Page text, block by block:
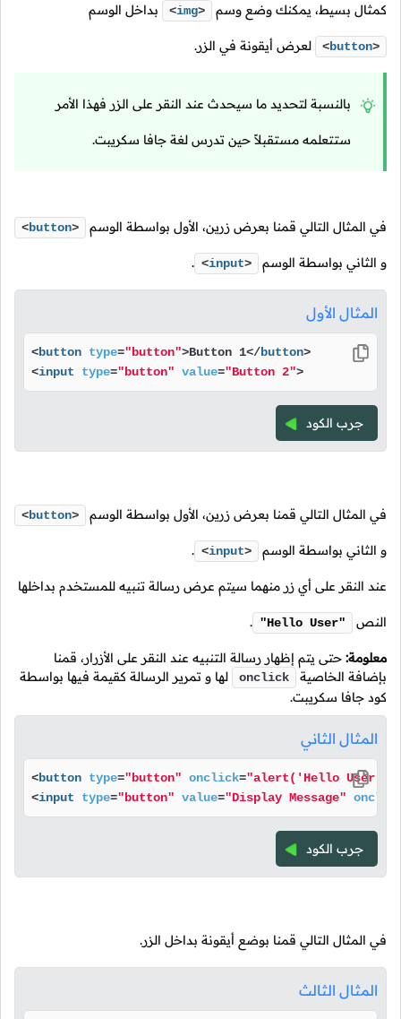
كمثال بسيط، يمكنك وضع وسم <img> بداخل الوسم
<button> لعرض أيقونة في الزر.
بالنسبة لتحديد ما سيحدث عند النقر على الزر فهذا الأمر
ستتعلمه مستقبلاً حين تدرس لغة جافا سكريبت.
في المثال التالي قمنا بعرض زرين، الأول بواسطة الوسم <button>
و الثاني بواسطة الوسم <input>
.
المثال الأول
<button type="button">Button 1</button>
<input type="button" value="Button 2">
جرب الكود
في المثال التالي قمنا بعرض زرين، الأول بواسطة الوسم <button>
و الثاني بواسطة الوسم <input>
.
عند النقر على أي زر منهما سيتم عرض رسالة تنبيه للمستخدم بداخلها
النص "Hello User"
.
معلومة: حتى يتم إظهار رسالة التنبيه عند النقر على الأزرار، قمنا
بإضافة الخاصية
onclick
لها و تمرير الرسالة كقيمة فيها بواسطة
كود جافا سكريبت.
المثال الثاني
<button type="button" onclick="alert('Hello
<input type="button" value="Display Message"
جرب الكود
في المثال التالي قمنا بوضع أيقونة بداخل الزر.
المثال الثالث